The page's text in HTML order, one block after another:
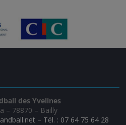
des Yvelines
– 78870 – Bailly
– Tél. : 07 64 75 64 28